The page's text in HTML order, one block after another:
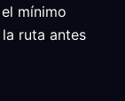
mínimo
ruta antes